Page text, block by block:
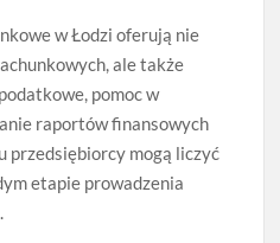
w Łodzi oferują nie
ale także
pomoc w
raportów finansowych
przedsiębiorcy mogą liczyć
etapie prowadzenia